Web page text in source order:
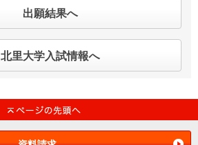
出願結果へ
北里大学入試情報へ